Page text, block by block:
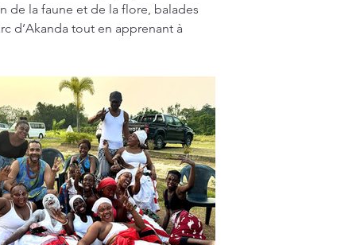
de la faune et de la flore, balades
d’Akanda tout en apprenant à